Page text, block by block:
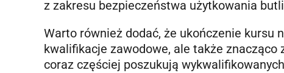
z zakresu bezpieczeństwa użytkowania
Warto również dodać, że ukończenie kursu
kwalifikacje zawodowe, ale także
coraz częściej poszukują